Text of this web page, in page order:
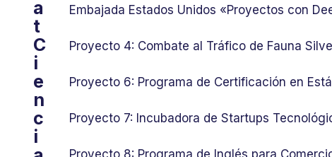
a
t
C
i
e
n
c
i
Embajada Estados Unidos «Proyectos con
Proyecto 4: Combate al Tráfico de Fauna
Proyecto 6: Programa de Certificación en
Proyecto 7: Incubadora de Startups
Proyecto 8: Programa de Inglés para